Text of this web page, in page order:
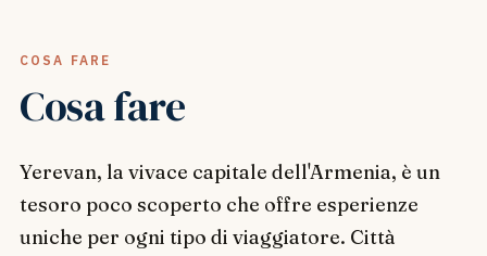
COSA FARE
Cosa fare
Yerevan, la vivace capitale dell'Armenia, è un
tesoro poco scoperto che offre esperienze
uniche per ogni tipo di viaggiatore. Città